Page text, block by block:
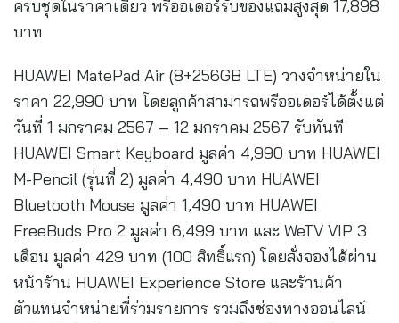
ครบชุดในราคาเดียว พรีออเดอร์รับของแถมสูงสุด 17,898
บาท
HUAWEI MatePad Air (8+256GB LTE) วางจำหน่ายใน
ราคา 22,990 บาท โดยลูกค้าสามารถพรีออเดอร์ได้ตั้งแต่
วันที่ 1 มกราคม 2567 – 12 มกราคม 2567 รับทันที
HUAWEI Smart Keyboard มูลค่า 4,990 บาท HUAWEI
M-Pencil (รุ่นที่ 2) มูลค่า 4,490 บาท HUAWEI
Bluetooth Mouse มูลค่า 1,490 บาท HUAWEI
FreeBuds Pro 2 มูลค่า 6,499 บาท และ WeTV VIP 3
เดือน มูลค่า 429 บาท (100 สิทธิ์แรก) โดยสั่งจองได้ผ่าน
หน้าร้าน HUAWEI Experience Store และร้านค้า
ตัวแทนจำหน่ายที่ร่วมรายการ รวมถึงช่องทางออนไลน์